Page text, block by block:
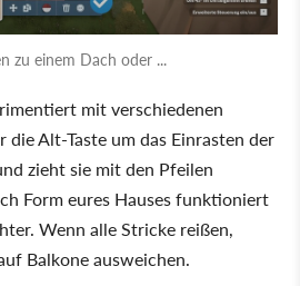
zu einem Dach oder ...
mit verschiedenen
Alt-Taste um das Einrasten der
zieht sie mit den Pfeilen
Form eures Hauses funktioniert
Wenn alle Stricke reißen,
Balkone ausweichen.